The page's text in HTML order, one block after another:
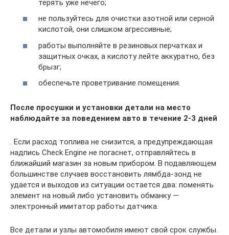
терять уже нечего;
не пользуйтесь для очистки азотной или серной
кислотой, они слишком агрессивные;
работы выполняйте в резиновых перчатках и
защитных очках, а кислоту лейте аккуратно, без
брызг;
обеспечьте проветривание помещения.
После просушки и установки детали на место
наблюдайте за поведением авто в течение 2-3 дней
. Если расход топлива не снизится, а предупреждающая
надпись Check Engine не погаснет, отправляйтесь в
ближайший магазин за новым прибором. В подавляющем
большинстве случаев восстановить лямбда-зонд не
удается и выходов из ситуации остается два: поменять
элемент на новый либо установить обманку —
электронный имитатор работы датчика.
Все детали и узлы автомобиля имеют свой срок службы.